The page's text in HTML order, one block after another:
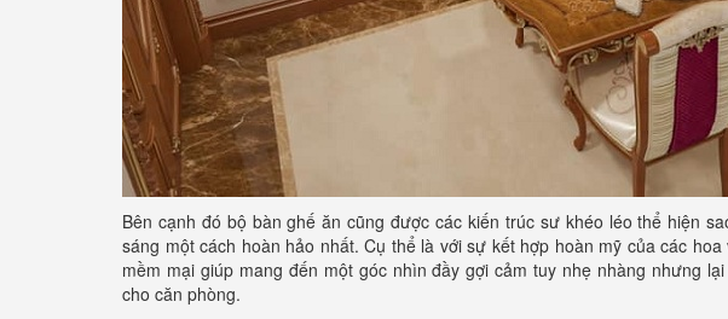
Bên cạnh đó bộ bàn ghế ăn cũng được các kiến trúc sư khéo léo thể hiện
sáng một cách hoàn hảo nhất. Cụ thể là với sự kết hợp hoàn mỹ của các
mềm mại giúp mang đến một góc nhìn đầy gợi cảm tuy nhẹ nhàng nhưng
cho căn phòng.